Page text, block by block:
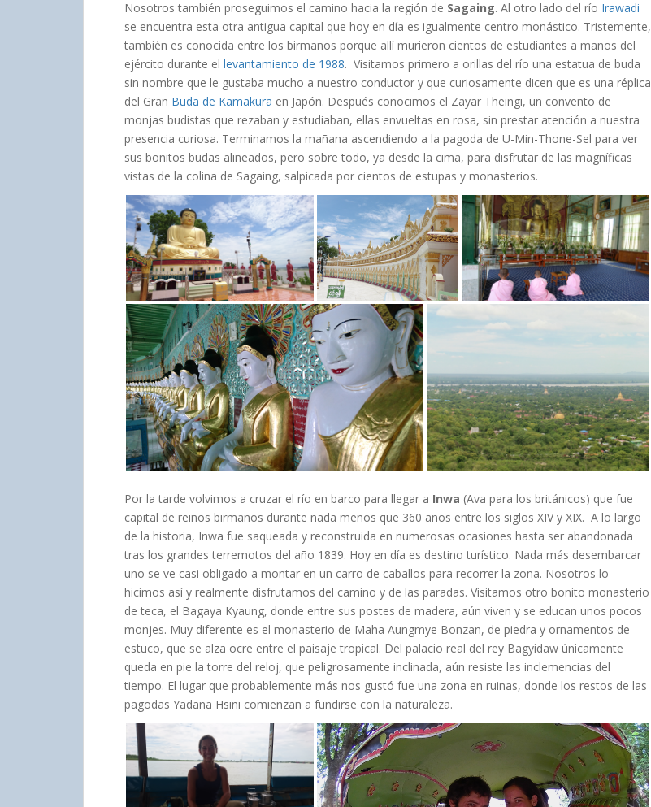
Nosotros también proseguimos el camino hacia la región de Sagaing. Al otro lado del río Irawadi
se encuentra esta otra antigua capital que hoy en día es igualmente centro monástico. Tristemente,
también es conocida entre los birmanos porque allí murieron cientos de estudiantes a manos del
ejército durante el levantamiento de 1988. Visitamos primero a orillas del río una estatua de buda
sin nombre que le gustaba mucho a nuestro conductor y que curiosamente dicen que es una réplica
del Gran Buda de Kamakura en Japón. Después conocimos el Zayar Theingi, un convento de
monjas budistas que rezaban y estudiaban, ellas envueltas en rosa, sin prestar atención a nuestra
presencia curiosa. Terminamos la mañana ascendiendo a la pagoda de U-Min-Thone-Sel para ver
sus bonitos budas alineados, pero sobre todo, ya desde la cima, para disfrutar de las magníficas
vistas de la colina de Sagaing, salpicada por cientos de estupas y monasterios.
Por la tarde volvimos a cruzar el río en barco para llegar a Inwa (Ava para los británicos) que fue
capital de reinos birmanos durante nada menos que 360 años entre los siglos XIV y XIX. A lo largo
de la historia, Inwa fue saqueada y reconstruida en numerosas ocasiones hasta ser abandonada
tras los grandes terremotos del año 1839. Hoy en día es destino turístico. Nada más desembarcar
uno se ve casi obligado a montar en un carro de caballos para recorrer la zona. Nosotros lo
hicimos así y realmente disfrutamos del camino y de las paradas. Visitamos otro bonito monasterio
de teca, el Bagaya Kyaung, donde entre sus postes de madera, aún viven y se educan unos pocos
monjes. Muy diferente es el monasterio de Maha Aungmye Bonzan, de piedra y ornamentos de
estuco, que se alza ocre entre el paisaje tropical. Del palacio real del rey Bagyidaw únicamente
queda en pie la torre del reloj, que peligrosamente inclinada, aún resiste las inclemencias del
tiempo. El lugar que probablemente más nos gustó fue una zona en ruinas, donde los restos de las
pagodas Yadana Hsini comienzan a fundirse con la naturaleza.